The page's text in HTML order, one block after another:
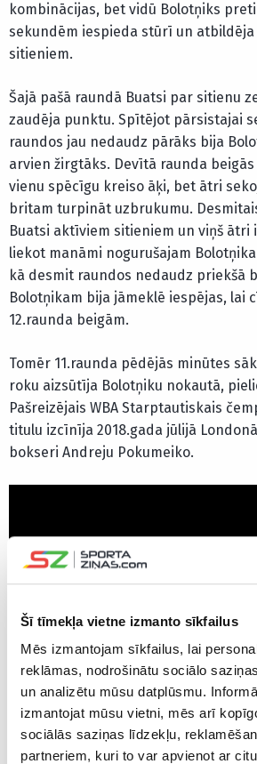
Šī tīmekļa vietne izmanto sīkfailus
Mēs izmantojam sīkfailus, lai
reklāmas, nodrošinātu sociālo
un analizētu mūsu datplūsmu.
izmantojat mūsu vietni, mēs arī
sociālās saziņas līdzekļu,
partneriem, kuri to var apvienot ar
kombinācijas, bet vidū Bolotņiks
sekundēm iespieda stūrī un
sitieniem.
Šajā pašā raundā Buatsi par sitienu
zaudēja punktu. Spītējot pārsistajai
raundos jau nedaudz pārāks bija
arvien žirgtāks. Devītā raunda
vienu spēcīgu kreiso āķi, bet ātri
britam turpināt uzbrukumu.
Buatsi aktīviem sitieniem un viņš ātri
liekot manāmi nogurušajam
kā desmit raundos nedaudz priekšā
Bolotņikam bija jāmeklē iespējas, lai
12.raunda beigām.
Tomēr 11.raunda pēdējās minūtes
roku aizsūtīja Bolotņiku nokautā,
Pašreizējais WBA Starptautiskais
titulu izcīnīja 2018.gada jūlijā
bokseri Andreju Pokumeiko.
Abu cīņa notika “Fight Camp” turnīra
kāpjot pussmagā svara “Golden
Bolotņikam un Riodežaneiro